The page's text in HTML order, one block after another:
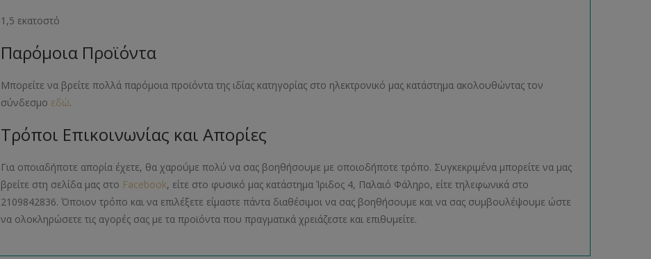
1,5 εκατοστό
Παρόμοια Προϊόντα
Μπορείτε να βρείτε πολλά παρόμοια προϊόντα της ιδίας κατηγορίας στο ηλεκτρονικό μας κατάστημα ακολουθώντας τον
σύνδεσμο εδώ.
Τρόποι Επικοινωνίας και Απορίες
Για οποιαδήποτε απορία έχετε, θα χαρούμε πολύ να σας βοηθήσουμε με οποιοδήποτε τρόπο. Συγκεκριμένα μπορείτε να μας
βρείτε στη σελίδα μας στο Facebook, είτε στο φυσικό μας κατάστημα Ίριδος 4, Παλαιό Φάληρο, είτε τηλεφωνικά στο
2109842836. Όποιον τρόπο και να επιλέξετε είμαστε πάντα διαθέσιμοι να σας βοηθήσουμε και να σας συμβουλέψουμε ώστε
να ολοκληρώσετε τις αγορές σας με τα προϊόντα που πραγματικά χρειάζεστε και επιθυμείτε.